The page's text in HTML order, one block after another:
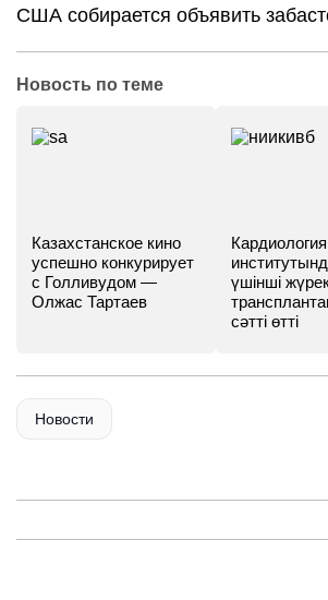
США собирается объявить
Новость по теме
Казахстанское кино
успешно конкурирует
с Голливудом —
Олжас Тартаев
Кардиология
үшінші
сәтті өтті
Новости